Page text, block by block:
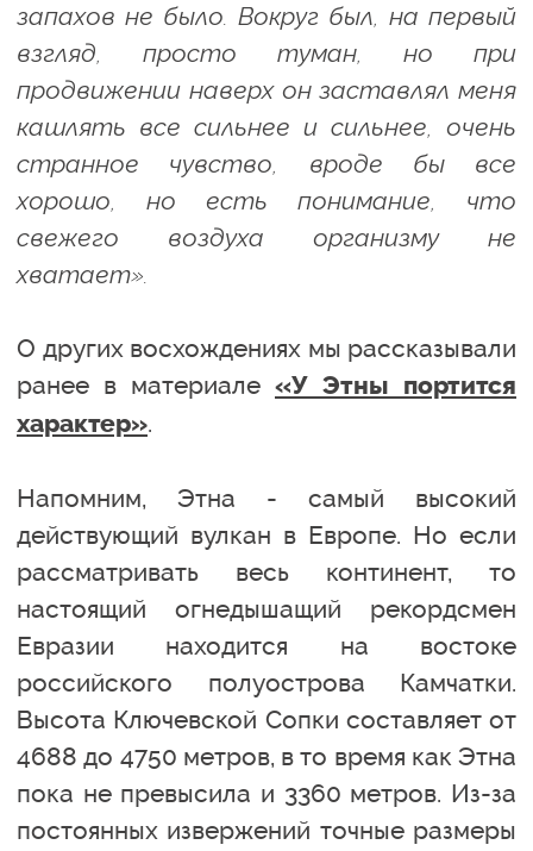
запахов не было. Вокруг был, на первый
взгляд, просто туман, но при
продвижении наверх он заставлял меня
кашлять все сильнее и сильнее, очень
странное чувство, вроде бы все
хорошо, но есть понимание, что
свежего воздуха организму не
хватает».
О других восхождениях мы рассказывали
ранее в материале «У Этны портится
характер».
Напомним, Этна - самый высокий
действующий вулкан в Европе. Но если
рассматривать весь континент, то
настоящий огнедышащий рекордсмен
Евразии находится на востоке
российского полуострова Камчатки.
Высота Ключевской Сопки составляет от
4688 до 4750 метров, в то время как Этна
пока не превысила и 3360 метров. Из-за
постоянных извержений точные размеры